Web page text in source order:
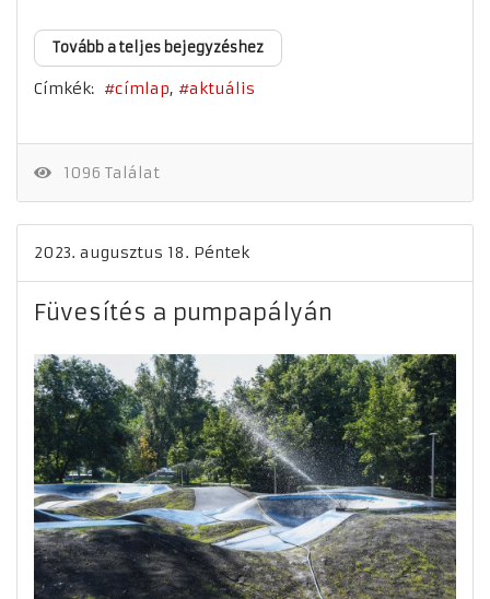
Tovább a teljes bejegyzéshez
Címkék: címlap aktuális
1096 Találat
2023. augusztus 18. Péntek
Füvesítés a pumpapályán